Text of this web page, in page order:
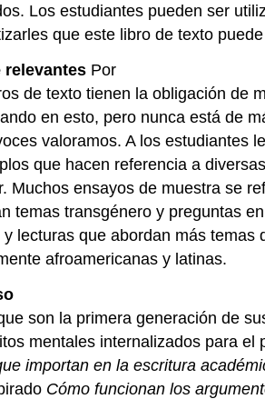
Los estudiantes pueden ser
que este libro de texto
Por
de texto tienen la obligación de
en esto, pero nunca está de
valoramos. A los estudiantes
que hacen referencia a
Muchos ensayos de muestra se
temas transgénero y preguntas
lecturas que abordan más
afroamericanas y latinas.
son la primera generación de
mentales internalizados para
importan en la escritura
Cómo funcionan los